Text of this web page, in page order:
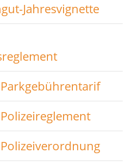
Jahresvignette